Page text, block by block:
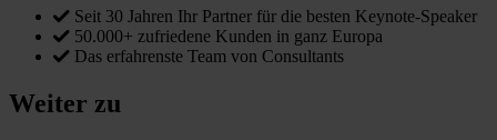
Seit 30 Jahren Ihr Partner für die besten Keynote-Speaker
50.000+ zufriedene Kunden in ganz Europa
Das erfahrenste Team von Consultants
Weiter zu